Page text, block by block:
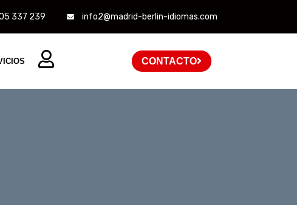
337 239 info2@madrid-berlin-idiomas.com
CONTACTO